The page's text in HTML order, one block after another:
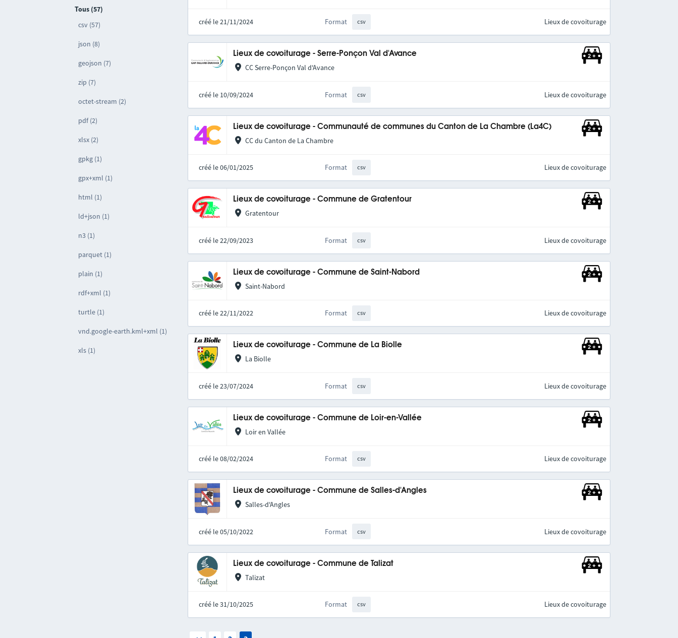
Tous (57)
csv (57)
json (8)
geojson (7)
zip (7)
octet-stream (2)
pdf (2)
xlsx (2)
gpkg (1)
gpx+xml (1)
html (1)
ld+json (1)
n3 (1)
parquet (1)
plain (1)
rdf+xml (1)
turtle (1)
vnd.google-earth.kml+xml (1)
xls (1)
créé le 21/11/2024 Format csv Lieux de covoiturage
Lieux de covoiturage - Serre-Ponçon Val d'Avance
CC Serre-Ponçon Val d'Avance
créé le 10/09/2024 Format csv Lieux de covoiturage
Lieux de covoiturage - Communauté de communes du Canton de La Chambre (La4C)
CC du Canton de La Chambre
créé le 06/01/2025 Format csv Lieux de covoiturage
Lieux de covoiturage - Commune de Gratentour
Gratentour
créé le 22/09/2023 Format csv Lieux de covoiturage
Lieux de covoiturage - Commune de Saint-Nabord
Saint-Nabord
créé le 22/11/2022 Format csv Lieux de covoiturage
Lieux de covoiturage - Commune de La Biolle
La Biolle
créé le 23/07/2024 Format csv Lieux de covoiturage
Lieux de covoiturage - Commune de Loir-en-Vallée
Loir en Vallée
créé le 08/02/2024 Format csv Lieux de covoiturage
Lieux de covoiturage - Commune de Salles-d'Angles
Salles-d'Angles
créé le 05/10/2022 Format csv Lieux de covoiturage
Lieux de covoiturage - Commune de Talizat
Talizat
créé le 31/10/2025 Format csv Lieux de covoiturage